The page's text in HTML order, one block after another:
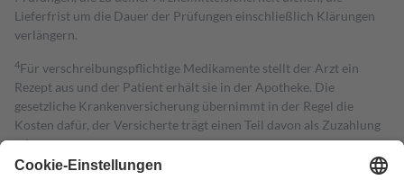
Lieferfrist um die Dauer der Prüfungen einschließlich Klärungen
verlängern.
4Für verschreibungspflichtige Medikamente stellt der Arzt ein
Rezept aus und der Patient erhält sie in der Apotheke. Die
gesetzliche Krankenversicherung übernimmt in der Regel die
Kosten dafür, der Versicherte trägt einen Teil davon als Zuzahlung
mit.
Grundsätzlich leisten Mitglieder Zuzahlungen in Höhe von zehn